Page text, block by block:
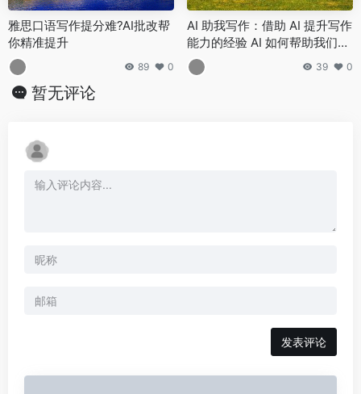
雅思口语写作提分难?AI批改帮
你精准提升
89 0
AI 助我写作：借助 AI 提升写作
能力的经验 AI 如何帮助我们进
行高效写作
39 0
暂无评论
发表评论